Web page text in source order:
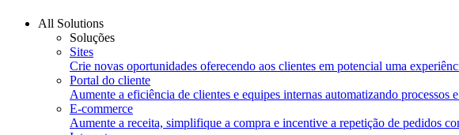
All Solutions
Soluções
Sites
Crie novas oportunidades oferecendo aos clientes em potencial uma
Portal do cliente
Aumente a eficiência de clientes e equipes internas automatizando processos
E-commerce
Aumente a receita, simplifique a compra e incentive a repetição de pedidos